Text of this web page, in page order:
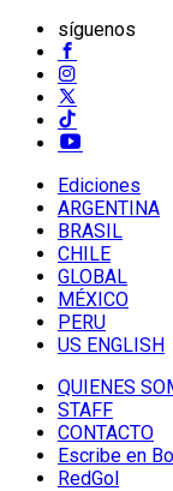
síguenos
Ediciones
ARGENTINA
BRASIL
CHILE
GLOBAL
MÉXICO
PERU
US ENGLISH
QUIENES
STAFF
CONTACTO
Escribe en
RedGol